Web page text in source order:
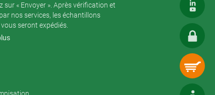
sur « Envoyer ». Après vérification et
nos services, les échantillons
seront expédiés.